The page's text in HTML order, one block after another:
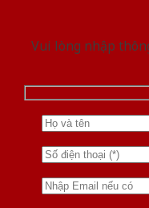
Vui lòng nhập